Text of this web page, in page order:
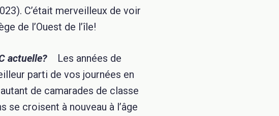
C’était merveilleux de voir
de l’Ouest de l’île!
actuelle?
Les années de
parti de vos journées en
de camarades de classe
croisent à nouveau à l’âge